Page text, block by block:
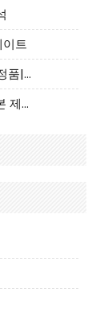
트
JST 연결기- JST NSHR-02V-S 연결기 공정품|대체품 제공
JST 연결기 - JST GHR-09V-S 연결기 원본 제품 제공 | 대체품 제공